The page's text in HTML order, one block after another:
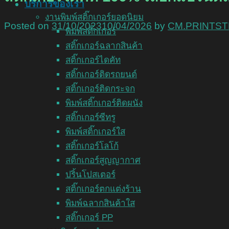
บริการของเรา
งานพิมพ์สติ๊กเกอร์ยอดนิยม
พิมพ์สติ๊กเกอร์
สติ๊กเกอร์ฉลากสินค้า
สติ๊กเกอร์ไดคัท
สติ๊กเกอร์ติดรถยนต์
สติ๊กเกอร์ติดกระจก
พิมพ์สติ๊กเกอร์ติดผนัง
สติ๊กเกอร์ซีทรู
พิมพ์สติ๊กเกอร์ใส
สติ๊กเกอร์โลโก้
สติ๊กเกอร์สูญญากาศ
ปริ้นโปสเตอร์
สติ๊กเกอร์ตกแต่งร้าน
พิมพ์ฉลากสินค้าใส
สติ๊กเกอร์ PP
Posted on 31/10/202310/04/2026 by